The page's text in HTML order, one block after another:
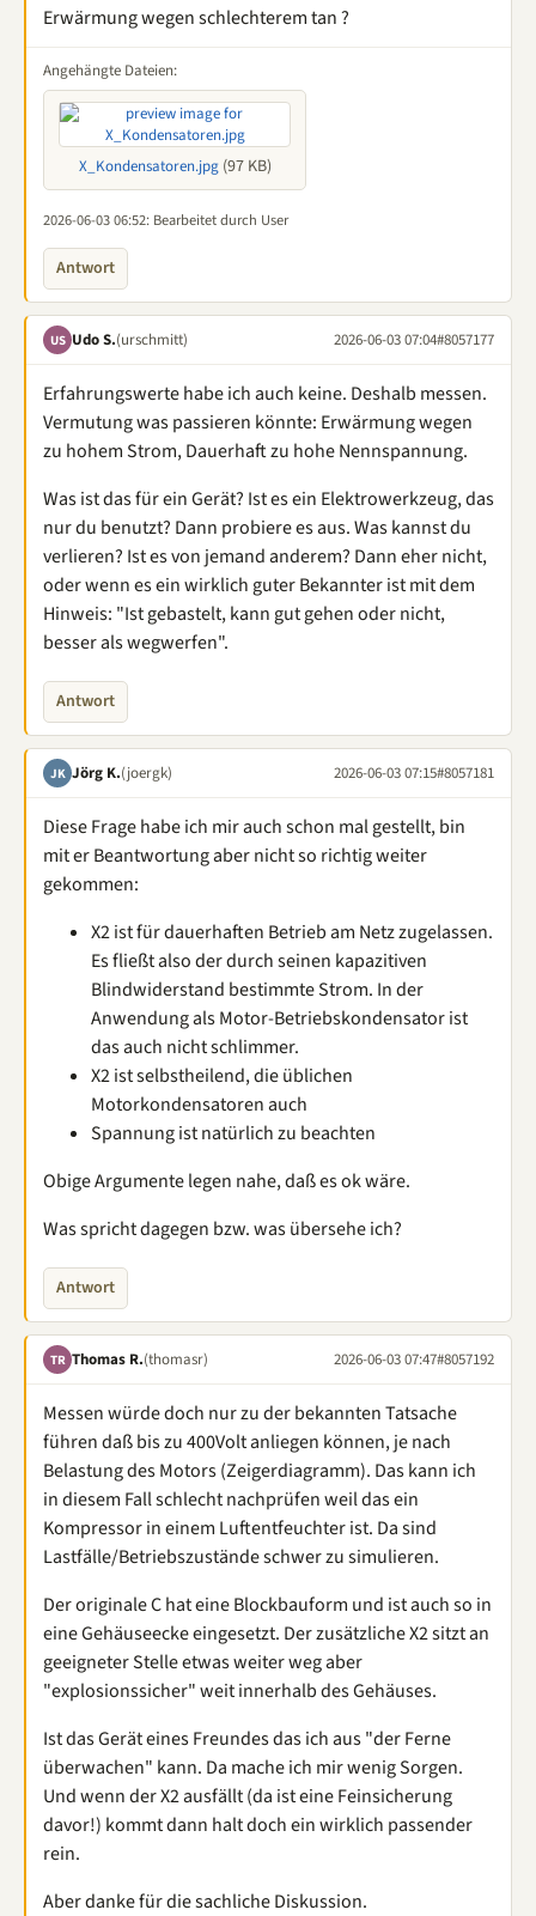
Erwärmung wegen schlechterem tan ?
Angehängte Dateien:
X_Kondensatoren.jpg(97 KB)
2026-06-03 06:52: Bearbeitet durch User
Antwort
US Udo S.(urschmitt) 2026-06-03 07:04#8057177
Erfahrungswerte habe ich auch keine. Deshalb messen.
Vermutung was passieren könnte: Erwärmung wegen
zu hohem Strom, Dauerhaft zu hohe Nennspannung.
Was ist das für ein Gerät? Ist es ein Elektrowerkzeug, das
nur du benutzt? Dann probiere es aus. Was kannst du
verlieren? Ist es von jemand anderem? Dann eher nicht,
oder wenn es ein wirklich guter Bekannter ist mit dem
Hinweis: "Ist gebastelt, kann gut gehen oder nicht,
besser als wegwerfen".
Antwort
JK Jörg K.(joergk) 2026-06-03 07:15#8057181
Diese Frage habe ich mir auch schon mal gestellt, bin
mit er Beantwortung aber nicht so richtig weiter
gekommen:
X2 ist für dauerhaften Betrieb am Netz zugelassen.
Es fließt also der durch seinen kapazitiven
Blindwiderstand bestimmte Strom. In der
Anwendung als Motor-Betriebskondensator ist
das auch nicht schlimmer.
X2 ist selbstheilend, die üblichen
Motorkondensatoren auch
Spannung ist natürlich zu beachten
Obige Argumente legen nahe, daß es ok wäre.
Was spricht dagegen bzw. was übersehe ich?
Antwort
TR Thomas R.(thomasr) 2026-06-03 07:47#8057192
Messen würde doch nur zu der bekannten Tatsache
führen daß bis zu 400Volt anliegen können, je nach
Belastung des Motors (Zeigerdiagramm). Das kann ich
in diesem Fall schlecht nachprüfen weil das ein
Kompressor in einem Luftentfeuchter ist. Da sind
Lastfälle/Betriebszustände schwer zu simulieren.
Der originale C hat eine Blockbauform und ist auch so in
eine Gehäuseecke eingesetzt. Der zusätzliche X2 sitzt an
geeigneter Stelle etwas weiter weg aber
"explosionssicher" weit innerhalb des Gehäuses.
Ist das Gerät eines Freundes das ich aus "der Ferne
überwachen" kann. Da mache ich mir wenig Sorgen.
Und wenn der X2 ausfällt (da ist eine Feinsicherung
davor!) kommt dann halt doch ein wirklich passender
rein.
Aber danke für die sachliche Diskussion.